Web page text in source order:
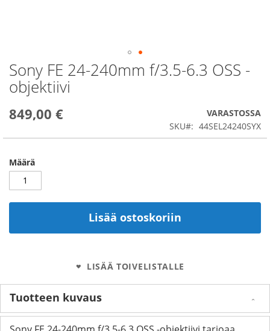
Sony FE 24-240mm f/3.5-6.3 OSS -
objektiivi
849,00 €
VARASTOSSA
SKU
44SEL24240SYX
Määrä
Lisää ostoskoriin
LISÄÄ TOIVELISTALLE
Skip
to
the
of
Tuotteen kuvaus